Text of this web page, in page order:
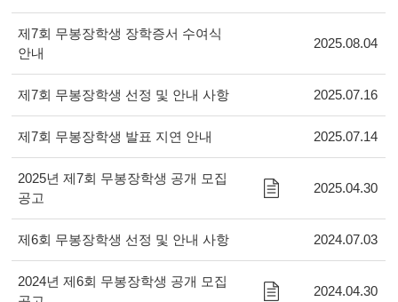
제7회 무봉장학생 장학증서 수여식
안내
2025.08.04
제7회 무봉장학생 선정 및 안내 사항 2025.07.16
제7회 무봉장학생 발표 지연 안내 2025.07.14
2025년 제7회 무봉장학생 공개 모집
공고
2025.04.30
제6회 무봉장학생 선정 및 안내 사항 2024.07.03
2024년 제6회 무봉장학생 공개 모집
2024.04.30